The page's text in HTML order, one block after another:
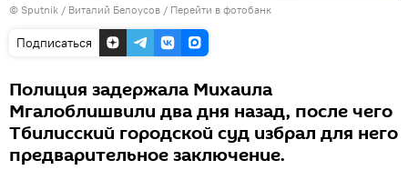
© Sputnik / Виталий Белоусов / Перейти в фотобанк
Подписаться
Полиция задержала Михаила
Мгалоблишвили два дня назад, после чего
Тбилисский городской суд избрал для него
предварительное заключение.